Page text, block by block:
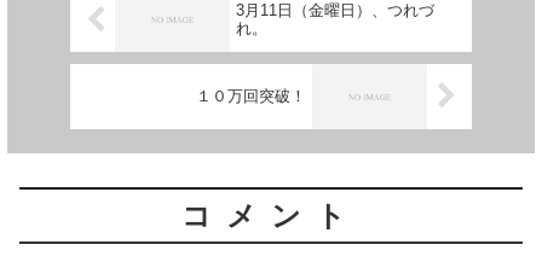
3月11日（金曜日）、つれづ
れ。
１０万回突破！
コメント